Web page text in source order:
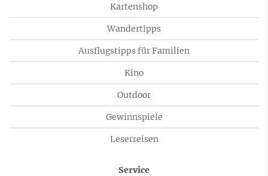
Kartenshop
Wandertipps
Ausflugstipps für Familien
Kino
Outdoor
Gewinnspiele
Leserreisen
Service